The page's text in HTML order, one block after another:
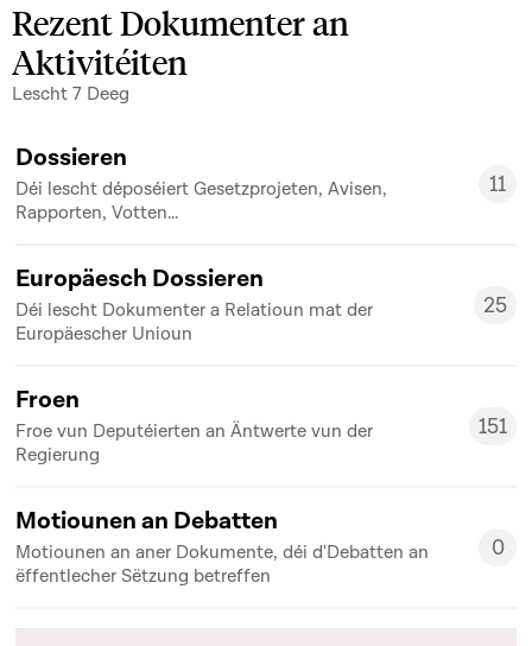
Rezent Dokumenter an
Aktivitéiten
Lescht 7 Deeg
Dossieren
Déi lescht déposéiert Gesetzprojeten, Avisen,
Rapporten, Votten...
11
11
Europäesch Dossieren
Déi lescht Dokumenter a Relatioun mat der
Europäescher Unioun
25
25
Froen
Froe vun Deputéierten an Äntwerte vun der
Regierung
151
151
Motiounen an Debatten
Motiounen an aner Dokumente, déi d'Debatten an
ëffentlecher Sëtzung betreffen
0
0